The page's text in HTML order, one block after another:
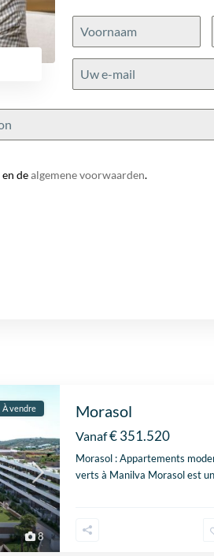
en dealgemene voorwaarden.
8
À vendre Morasol
Vanaf€ 351.520
Morasol : Appartements
verts à Manilva Morasol est